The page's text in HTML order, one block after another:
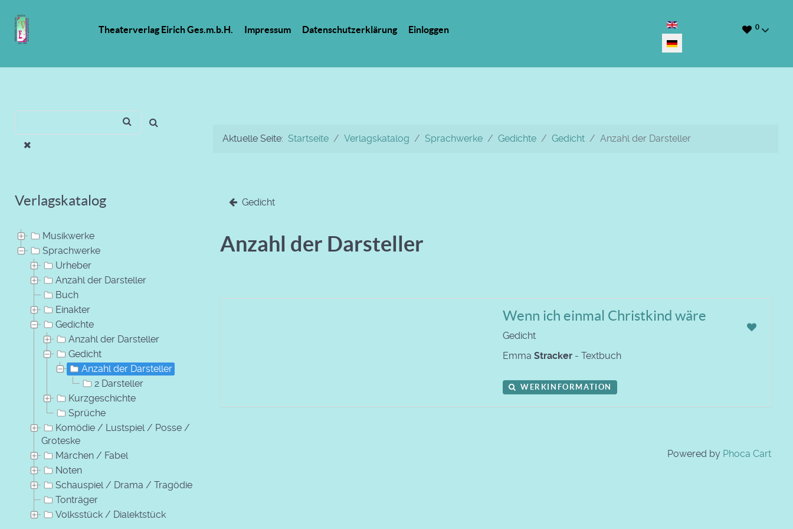
Theaterverlag Eirich Ges.m.b.H. Impressum Datenschutzerklärung Einloggen
Sprache auswählen 0
Verlagskatalog
Musikwerke
Sprachwerke
Urheber
Anzahl der Darsteller
Buch
Einakter
Gedichte
Anzahl der Darsteller
Gedicht
Anzahl der Darsteller
2 Darsteller
Kurzgeschichte
Sprüche
Komödie / Lustspiel / Posse /
Groteske
Märchen / Fabel
Noten
Schauspiel / Drama / Tragödie
Tonträger
Volksstück / Dialektstück
Aktuelle Seite: Startseite Verlagskatalog Sprachwerke Gedichte Gedicht Anzahl der Darsteller
Gedicht
Anzahl der Darsteller
Wenn ich einmal Christkind wäre
Gedicht
Emma Stracker - Textbuch
WERKINFORMATION
Powered by Phoca Cart